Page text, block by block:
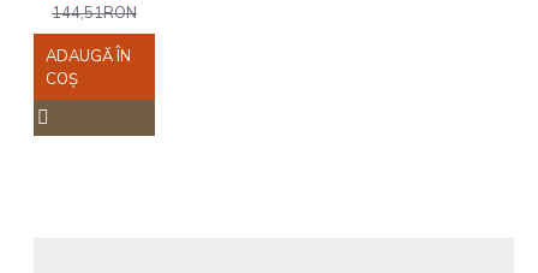
144,51RON
ADAUGĂ ÎN
COŞ